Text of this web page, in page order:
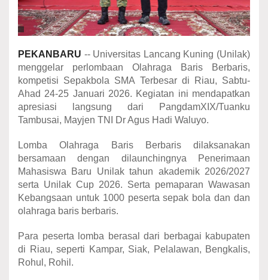
PEKANBARU -- Universitas Lancang Kuning (Unilak)
menggelar perlombaan Olahraga Baris Berbaris,
kompetisi Sepakbola SMA Terbesar di Riau, Sabtu-
Ahad 24-25 Januari 2026. Kegiatan ini mendapatkan
apresiasi langsung dari PangdamXIX/Tuanku
Tambusai, Mayjen TNI Dr Agus Hadi Waluyo.
Lomba Olahraga Baris Berbaris dilaksanakan
bersamaan dengan dilaunchingnya Penerimaan
Mahasiswa Baru Unilak tahun akademik 2026/2027
serta Unilak Cup 2026. Serta pemaparan Wawasan
Kebangsaan untuk 1000 peserta sepak bola dan dan
olahraga baris berbaris.
Para peserta lomba berasal dari berbagai kabupaten
di Riau, seperti Kampar, Siak, Pelalawan, Bengkalis,
Rohul, Rohil.